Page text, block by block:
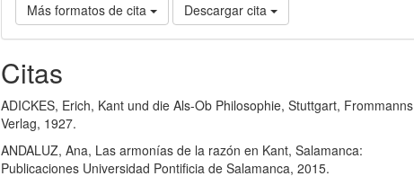
Más formatos de cita Descargar cita
Citas
ADICKES, Erich, Kant und die Als-Ob Philosophie, Stuttgart, Frommanns
Verlag, 1927.
ANDALUZ, Ana, Las armonías de la razón en Kant, Salamanca:
Publicaciones Universidad Pontificia de Salamanca, 2015.